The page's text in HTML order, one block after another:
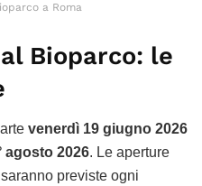
a Roma
Bioparco: le
venerdì 19 giugno 2026
agosto 2026. Le aperture
saranno previste ogni